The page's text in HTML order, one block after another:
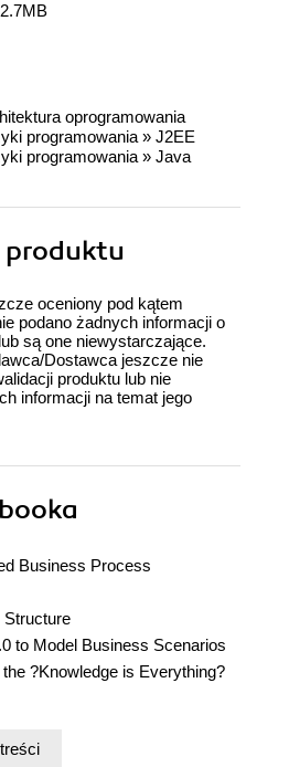
oprogramowania
programowania » J2EE
programowania » Java
produktu
oceniony pod kątem
podano żadnych informacji o
są one niewystarczające.
Dostawca jeszcze nie
produktu lub nie
informacji na temat jego
Business Process
to Model Business Scenarios
?Knowledge is Everything?
with the Runtime